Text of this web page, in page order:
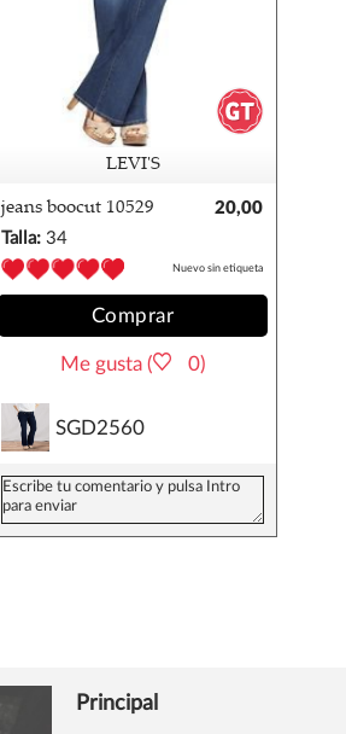
LEVI'S
jeans boocut 10529
levis 27/32
20,00
Talla: 34
Nuevo sin etiqueta
Comprar
Me gusta ( 0)
SGD2560
Principal